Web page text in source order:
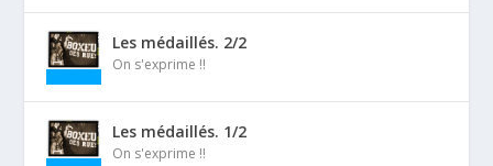
Les médaillés. 2/2
On s'exprime !!
Les médaillés. 1/2
On s'exprime !!